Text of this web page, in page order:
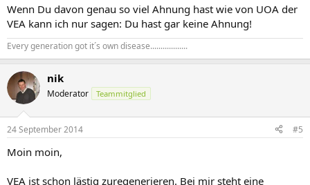
Wenn Du davon genau so viel Ahnung hast wie von UOA der
VEA kann ich nur sagen: Du hast gar keine Ahnung!
Every generation got it´s own disease..................
nik
Moderator Teammitglied
24 September 2014 #5
Moin moin,
VEA ist schon lästig zuregenerieren. Bei mir steht eine